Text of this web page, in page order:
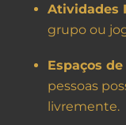
Atividades
grupo ou
Espaços
pessoas
livremente.